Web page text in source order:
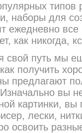
типов
наборы для
ежедневно
как никогда,
свой путь мы
получить
предлагают
вы
картинки, вы
лески,
освоить